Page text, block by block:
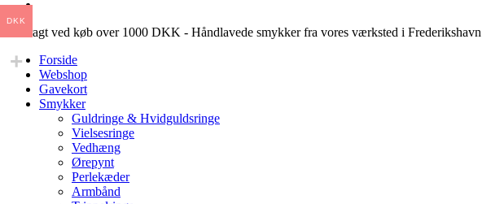
Fri fragt ved køb over 1000 DKK - Håndlavede smykker fra vores værksted i Frederikshavn
Forside
Webshop
Gavekort
Smykker
Guldringe & Hvidguldsringe
Vielsesringe
Vedhæng
Ørepynt
Perlekæder
Armbånd
DKK